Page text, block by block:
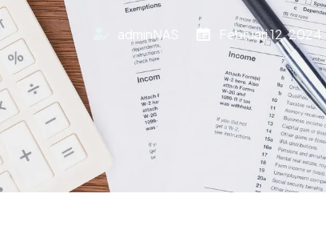
adminNAS Februari 12, 2024